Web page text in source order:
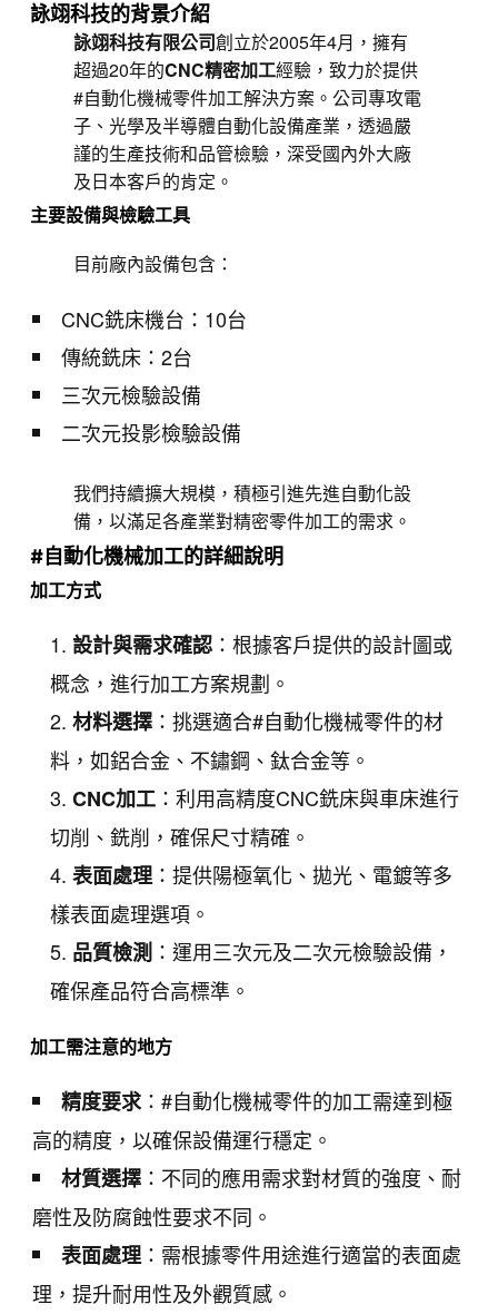
詠翊科技的背景介紹
詠翊科技有限公司創立於2005年4月，擁有
超過20年的CNC精密加工經驗，致力於提供
#自動化機械零件加工解決方案。公司專攻電
子、光學及半導體自動化設備產業，透過嚴
謹的生產技術和品管檢驗，深受國內外大廠
及日本客戶的肯定。
主要設備與檢驗工具
目前廠內設備包含：
CNC銑床機台：10台
傳統銑床：2台
三次元檢驗設備
二次元投影檢驗設備
我們持續擴大規模，積極引進先進自動化設
備，以滿足各產業對精密零件加工的需求。
#自動化機械加工的詳細說明
加工方式
設計與需求確認 ：根據客戶提供的設計圖或
概念，進行加工方案規劃。
材料選擇 ：挑選適合#自動化機械零件的材
料，如鋁合金、不鏽鋼、鈦合金等。
CNC加工 ：利用高精度CNC銑床與車床進行
切削、銑削，確保尺寸精確。
表面處理 ：提供陽極氧化、拋光、電鍍等多
樣表面處理選項。
品質檢測 ：運用三次元及二次元檢驗設備，
確保產品符合高標準。
加工需注意的地方
精度要求：#自動化機械零件的加工需達到極
高的精度，以確保設備運行穩定。
材質選擇 ：不同的應用需求對材質的強度、耐
磨性及防腐蝕性要求不同。
表面處理 ：需根據零件用途進行適當的表面處
理，提升耐用性及外觀質感。